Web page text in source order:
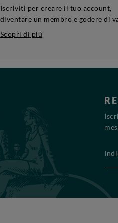
Iscriviti per creare il tuo account,
diventare un membro e godere di
Scopri di più